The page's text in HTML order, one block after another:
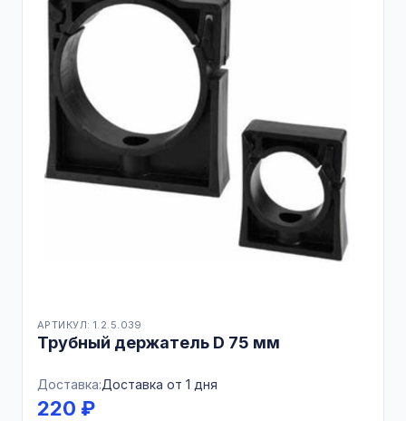
АРТИКУЛ: 1.2.5.039
Трубный держатель D 75 мм
Доставка:Доставка от 1 дня
220 ₽